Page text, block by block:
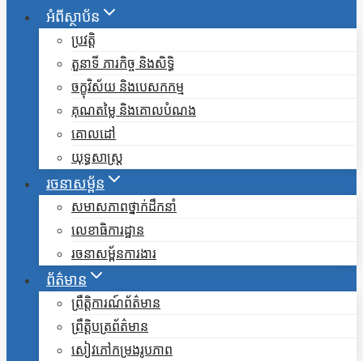
អំពីស្ថាប័ន
ប្រវត្តិ
តួនាទី ភារកិច្ច និងសិទ្ធិ
ចក្ខុវិស័យ និងបេសកកម្ម
គុណតម្លៃ និងគោលបំណង
គោលដៅ
យុទ្ធសាស្ត្រ
រចនាសម្ព័ន
សមាសភាពថ្នាក់ដឹកនាំ
លេខាធិការដ្ឋាន
រចនាសម្ព័នការងារ
ព័ត៌មាន
ព្រឹត្តិការណ៍ព័ត៌មាន
ព្រឹត្តិបត្រព័ត៌មាន
សៀវភៅកម្រងរូបភាព